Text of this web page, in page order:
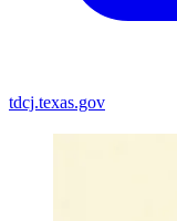
tdcj.texas.gov